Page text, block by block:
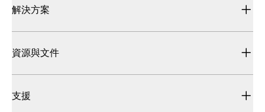
解決方案
資源與文件
支援